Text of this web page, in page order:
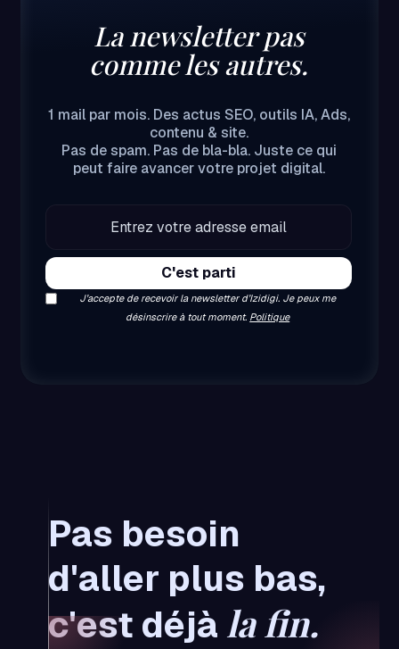
La newsletter pas
comme les autres.
1 mail par mois. Des actus SEO, outils IA, Ads,
contenu & site.
Pas de spam. Pas de bla-bla. Juste ce qui
peut faire avancer votre projet digital.
J’accepte de recevoir la newsletter d’Izidigi. Je peux me
désinscrire à tout moment. Politique
Pas besoin
d'aller plus bas,
c'est déjà la fin.